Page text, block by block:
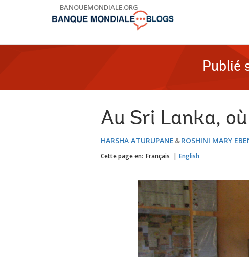
BANQUEMONDIALE.ORG
Publié
Au Sri Lanka,
HARSHA ATURUPANE ROSHINI MARY
Cette page en: Français English